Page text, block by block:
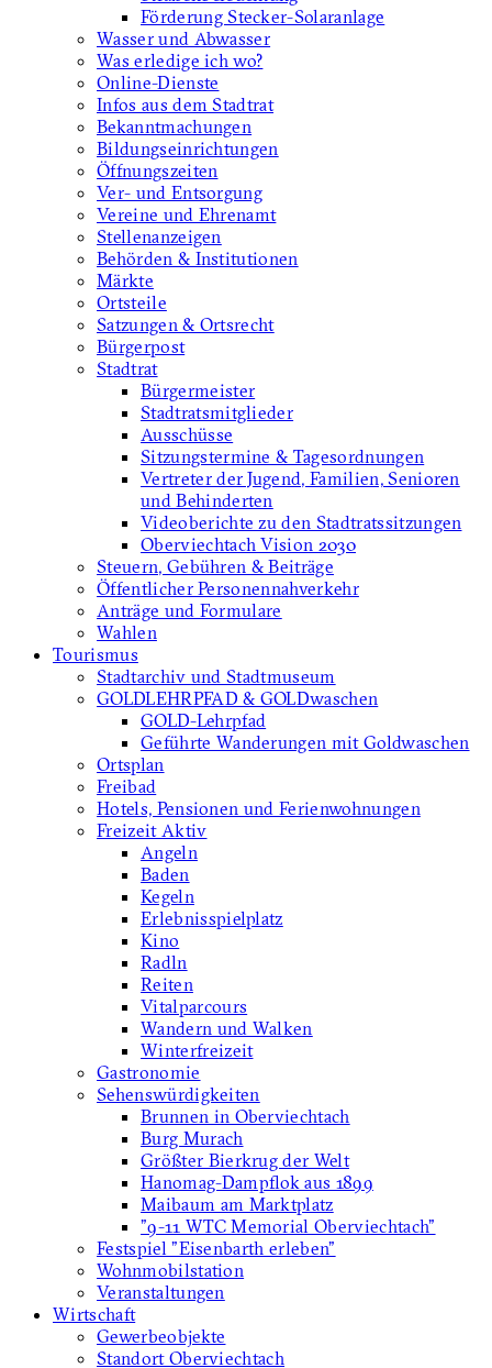
Förderung Stecker-Solaranlage
Wasser und Abwasser
Was erledige ich wo?
Online-Dienste
Infos aus dem Stadtrat
Bekanntmachungen
Bildungseinrichtungen
Öffnungszeiten
Ver- und Entsorgung
Vereine und Ehrenamt
Stellenanzeigen
Behörden & Institutionen
Märkte
Ortsteile
Satzungen & Ortsrecht
Bürgerpost
Stadtrat
Bürgermeister
Stadtratsmitglieder
Ausschüsse
Sitzungstermine & Tagesordnungen
Vertreter der Jugend, Familien, Senioren
und Behinderten
Videoberichte zu den Stadtratssitzungen
Oberviechtach Vision 2030
Steuern, Gebühren & Beiträge
Öffentlicher Personennahverkehr
Anträge und Formulare
Wahlen
Tourismus
Stadtarchiv und Stadtmuseum
GOLDLEHRPFAD & GOLDwaschen
GOLD-Lehrpfad
Geführte Wanderungen mit Goldwaschen
Ortsplan
Freibad
Hotels, Pensionen und Ferienwohnungen
Freizeit Aktiv
Angeln
Baden
Kegeln
Erlebnisspielplatz
Kino
Radln
Reiten
Vitalparcours
Wandern und Walken
Winterfreizeit
Gastronomie
Sehenswürdigkeiten
Brunnen in Oberviechtach
Burg Murach
Größter Bierkrug der Welt
Hanomag-Dampflok aus 1899
Maibaum am Marktplatz
"9-11 WTC Memorial Oberviechtach"
Festspiel "Eisenbarth erleben"
Wohnmobilstation
Veranstaltungen
Wirtschaft
Gewerbeobjekte
Standort Oberviechtach